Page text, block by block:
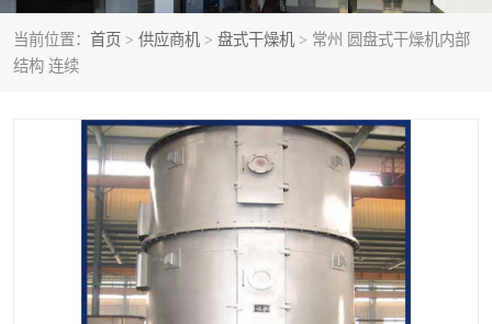
当前位置： 首页 > 供应商机 > 盘式干燥机 > 常州 圆盘式干燥机内部
结构 连续
桨叶干燥机 高速混合机
粗粉碎机 带式干燥机
单锥螺带真空干燥机 沸腾干燥机
方形圆形真空干燥机 真空耙式干燥机
热风循环烘箱 喷雾干燥机